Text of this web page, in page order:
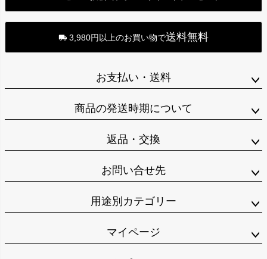
3,980円以上のお買い物で送料無料
お支払い・送料
商品の発送時期について
返品・交換
お問い合せ先
用途別カテゴリー
マイページ